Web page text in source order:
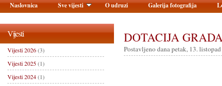
DOTACIJA
Postavljeno dana petak, 13.
Vijesti
Vijesti 2026(3)
Vijesti 2025(1)
Vijesti 2024(1)
Naslovnica Sve vijesti O udruzi Galerija fotografija